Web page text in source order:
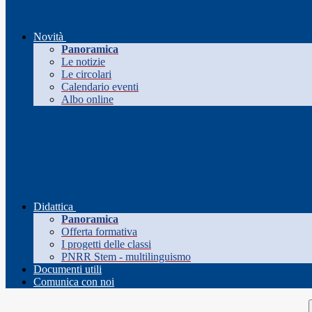
Novità
Panoramica
Le notizie
Le circolari
Calendario eventi
Albo online
Didattica
Panoramica
Offerta formativa
I progetti delle classi
PNRR Stem - multilinguismo
Documenti utili
Comunica con noi